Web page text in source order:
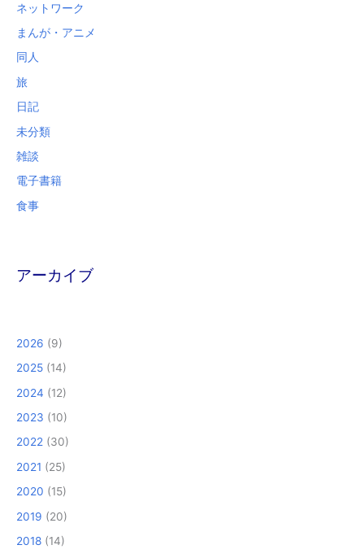
ネットワーク
まんが・アニメ
同人
旅
日記
未分類
雑談
電子書籍
食事
アーカイブ
2026 (9)
2025 (14)
2024 (12)
2023 (10)
2022 (30)
2021 (25)
2020 (15)
2019 (20)
2018 (14)